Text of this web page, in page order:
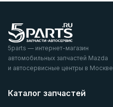
5parts — интернет-магазин
автомобильных запчастей Mazda
и автосервисные центры в Москве
Каталог запчастей